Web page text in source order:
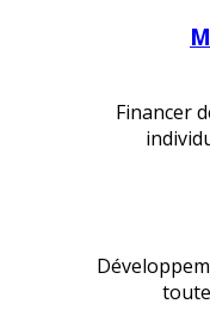
Financer